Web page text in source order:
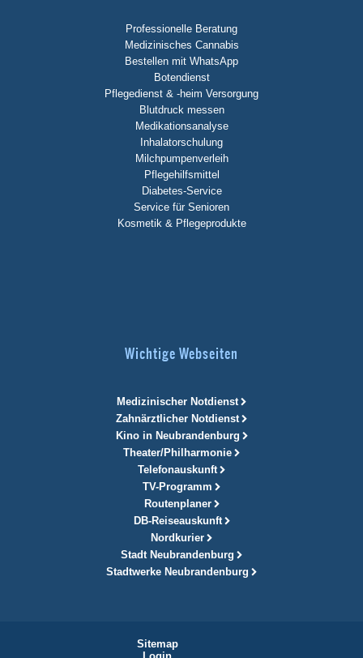
Professionelle Beratung
Medizinisches Cannabis
Bestellen mit WhatsApp
Botendienst
Pflegedienst & -heim Versorgung
Blutdruck messen
Medikationsanalyse
Inhalatorschulung
Milchpumpenverleih
Pflegehilfsmittel
Diabetes-Service
Service für Senioren
Kosmetik & Pflegeprodukte
Wichtige Webseiten
Medizinischer Notdienst
Zahnärztlicher Notdienst
Kino in Neubrandenburg
Theater/Philharmonie
Telefonauskunft
TV-Programm
Routenplaner
DB-Reiseauskunft
Nordkurier
Stadt Neubrandenburg
Stadtwerke Neubrandenburg
Sitemap